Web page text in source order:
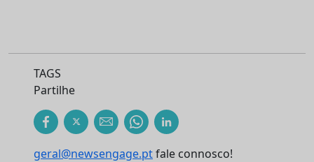
TAGS
Partilhe
geral@newsengage.ptfale connosco!